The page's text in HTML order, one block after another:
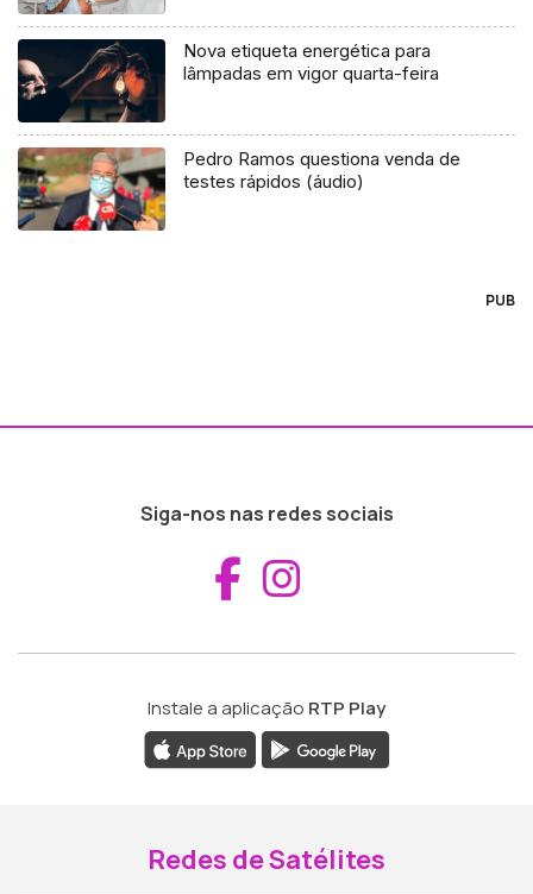
Nova etiqueta energética para
lâmpadas em vigor quarta-feira
Pedro Ramos questiona venda de
testes rápidos (áudio)
PUB
Siga-nos nas redes sociais
Aceder ao
Instale a aplicação RTP Play
Redes de Satélites